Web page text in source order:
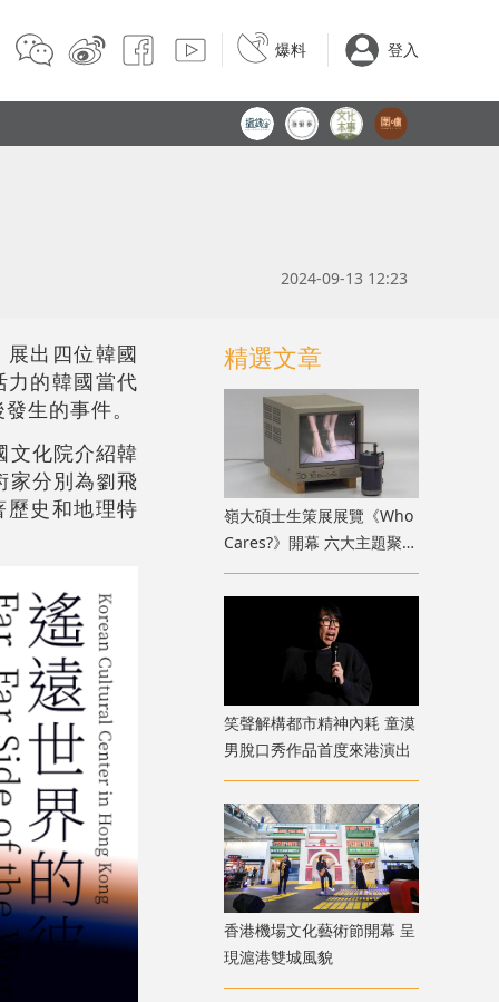
爆料 登入
2024-09-13 12:23
出四位韓國
的韓國當代
生的事件。
文化院介紹韓
家分別為劉飛
史和地理特
精選文章
嶺大碩士生策展展覽《Who
Cares?》開幕 六大主題聚焦
新一代策展人多元關懷視野
笑聲解構都市精神內耗 童漠
男脫口秀作品首度來港演出
香港機場文化藝術節開幕 呈
現滬港雙城風貌